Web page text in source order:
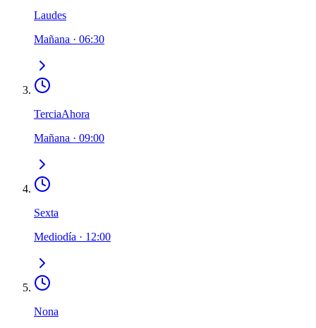
Laudes
Mañana · 06:30
TerciaAhora
Mañana · 09:00
Sexta
Mediodía · 12:00
Nona